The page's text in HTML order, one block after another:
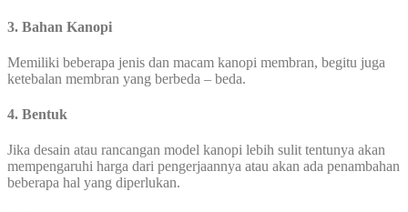
3. Bahan Kanopi
Memiliki beberapa jenis dan macam kanopi membran, begitu juga
ketebalan membran yang berbeda – beda.
4. Bentuk
Jika desain atau rancangan model kanopi lebih sulit tentunya akan
mempengaruhi harga dari pengerjaannya atau akan ada penambahan
beberapa hal yang diperlukan.